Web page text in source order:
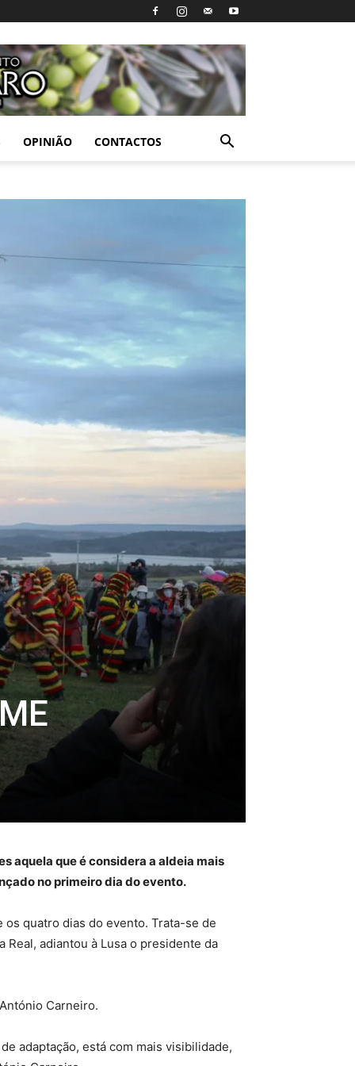
OPINIÃO CONTACTOS
aquela que é considera a aldeia mais
no primeiro dia do evento.
os quatro dias do evento. Trata-se de
Real, adiantou à Lusa o presidente da
Carneiro.
adaptação, está com mais visibilidade,